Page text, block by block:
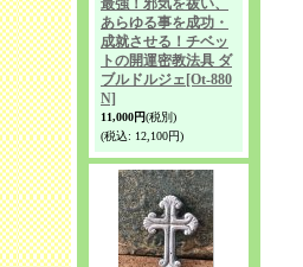
最強！邪気を祓い、
あらゆる事を成功・
成就させる！チベッ
トの開運密教法具 ダ
ブルドルジェ [Ot-880
N]
11,000円(税別)
(税込: 12,100円)